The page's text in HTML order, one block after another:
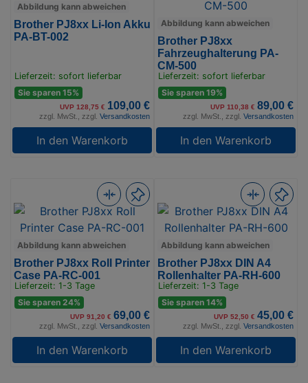
Abbildung kann abweichen
Brother PJ8xx Li-Ion Akku
PA-BT-002
Lieferzeit: sofort lieferbar
Sie sparen 15%
UVP 128,75 € 109,00 €
zzgl. MwSt., zzgl. Versandkosten
In den Warenkorb
Abbildung kann abweichen
Brother PJ8xx
Fahrzeughalterung PA-
CM-500
Lieferzeit: sofort lieferbar
Sie sparen 19%
UVP 110,38 € 89,00 €
zzgl. MwSt., zzgl. Versandkosten
In den Warenkorb
Abbildung kann abweichen
Brother PJ8xx Roll Printer
Case PA-RC-001
Lieferzeit: 1-3 Tage
Sie sparen 24%
UVP 91,20 € 69,00 €
zzgl. MwSt., zzgl. Versandkosten
In den Warenkorb
Abbildung kann abweichen
Brother PJ8xx DIN A4
Rollenhalter PA-RH-600
Lieferzeit: 1-3 Tage
Sie sparen 14%
UVP 52,50 € 45,00 €
zzgl. MwSt., zzgl. Versandkosten
In den Warenkorb